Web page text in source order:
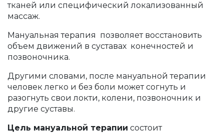
тканей или специфический локализованный
массаж.
Мануальная терапия позволяет восстановить
объем движений в суставах конечностей и
позвоночника.
Другими словами, после мануальной терапии
человек легко и без боли может согнуть и
разогнуть свои локти, колени, позвоночник и
другие суставы.
Цель мануальной терапии состоит